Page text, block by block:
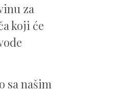
za
koji će
sa našim